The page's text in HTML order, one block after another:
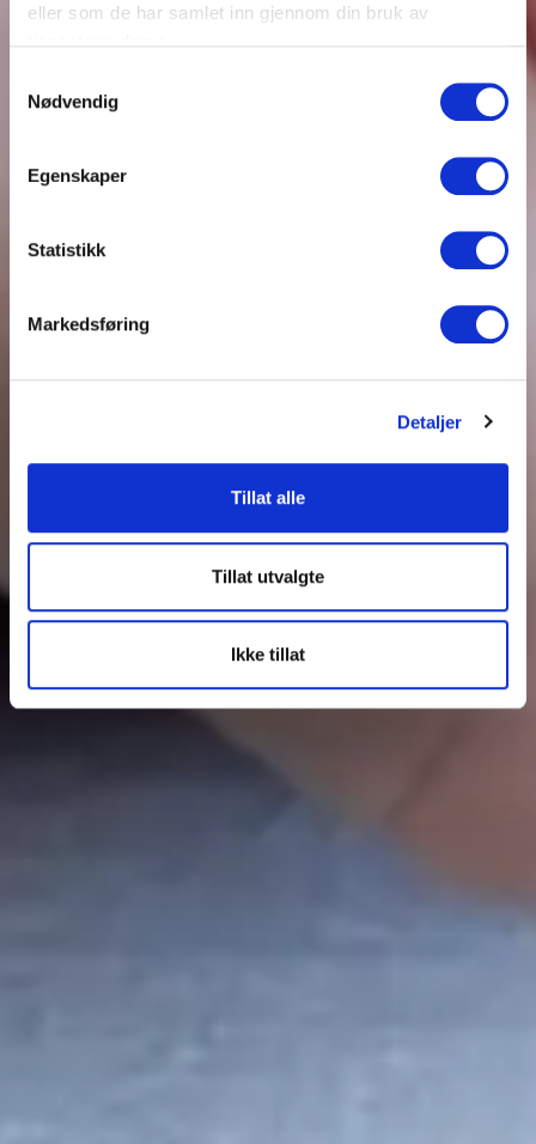
eller som de har samlet inn gjennom din bruk av
Nødvendig
Egenskaper
Statistikk
Markedsføring
Detaljer
Tillat alle
Tillat utvalgte
Ikke tillat